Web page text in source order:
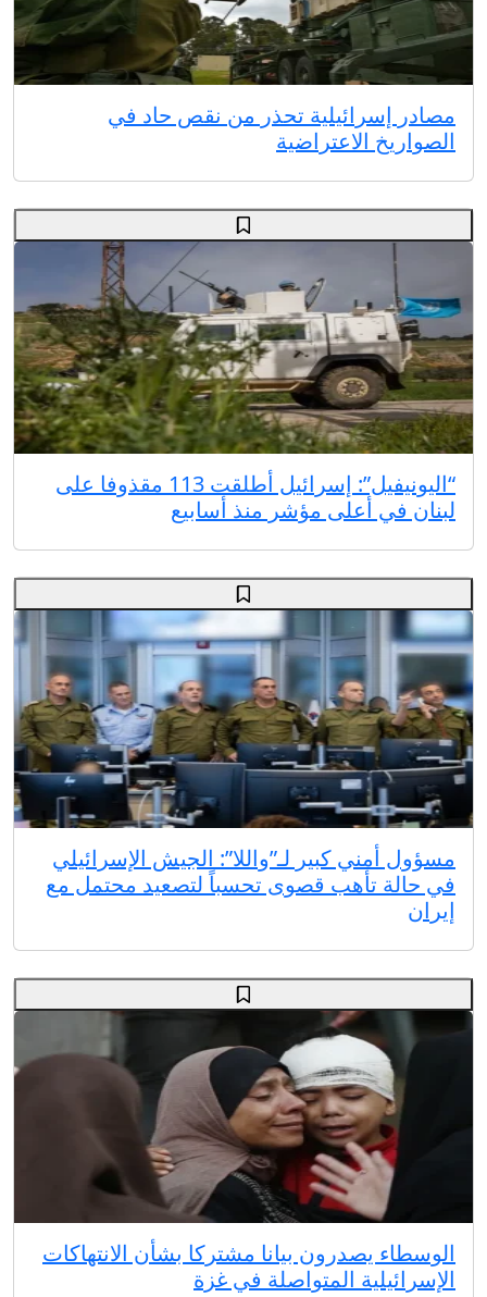
مصادر إسرائيلية تحذر من نقص حاد في
الصواريخ الاعتراضية
“اليونيفيل”: إسرائيل أطلقت 113 مقذوفا على
لبنان في أعلى مؤشر منذ أسابيع
مسؤول أمني كبير لـ”واللا”: الجيش الإسرائيلي
في حالة تأهب قصوى تحسباً لتصعيد محتمل مع
إيران
الوسطاء يصدرون بيانا مشتركا بشأن الانتهاكات
الإسرائيلية المتواصلة في غزة